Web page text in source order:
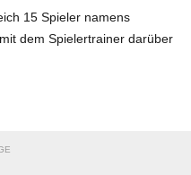
15 Spieler namens
dem Spielertrainer darüber